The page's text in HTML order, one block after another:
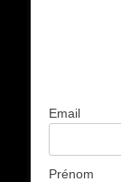
Email
Prénom